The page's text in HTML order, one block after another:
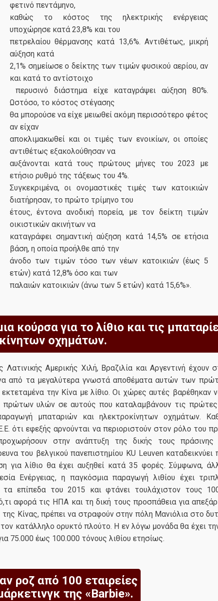
φετινό πεντάμηνο,
καθώς το κόστος της ηλεκτρικής ενέργειας
υποχώρησε κατά 23,8% και του
πετρελαίου θέρμανσης κατά 13,6%. Αντιθέτως, μικρή
αύξηση κατά
2,1% σημείωσε ο δείκτης των τιμών φυσικού αερίου, αν
και κατά το αντίστοιχο
περυσινό διάστημα είχε καταγράψει αύξηση 80%.
Ωστόσο, το κόστος στέγασης
θα μπορούσε να είχε μειωθεί ακόμη περισσότερο φέτος
αν είχαν
αποκλιμακωθεί και οι τιμές των ενοικίων, οι οποίες
αντιθέτως εξακολούθησαν να
αυξάνονται κατά τους πρώτους μήνες του 2023 με
ετήσιο ρυθμό της τάξεως του 4%.
Συγκεκριμένα, οι ονομαστικές τιμές των κατοικιών
διατήρησαν, το πρώτο τρίμηνο του
έτους, έντονα ανοδική πορεία, με τον δείκτη τιμών
οικιστικών ακινήτων να
καταγράφει σημαντική αύξηση κατά 14,5% σε ετήσια
βάση, η οποία προήλθε από την
άνοδο των τιμών τόσο των νέων κατοικιών (έως 5
ετών) κατά 12,8% όσο και των
παλαιών κατοικιών (άνω των 5 ετών) κατά 15,6%».
κούρσα για το λίθιο και τις
οχημάτων.
Αμερικής Χιλή, Βραζιλία και Αργεντινή έχουν
από τα μεγαλύτερα γνωστά αποθέματα αυτών των
την Κίνα με λίθιο. Oι χώρες αυτές βαρέθηκαν
πρώτων υλών σε αυτούς που καταλαμβάνουν τις πρώτες
μπαταριών και ηλεκτροκίνητων οχημάτων.
ότι εφεξής αρνούνται να περιοριστούν στον ρόλο του
στην ανάπτυξη της δικής τους πράσινης
του βελγικού πανεπιστημίου KU Leuven
για λίθιο θα έχει αυξηθεί κατά 35 φορές. Σύμφωνα,
Ενέργειας, η παγκόσμια παραγωγή λιθίου έχει
τα επίπεδα του 2015 και φτάνει τουλάχιστον τους
αφορά τις ΗΠΑ και τη δική τους προσπάθεια για
Κίνας, πρέπει να στραφούν στην πόλη Μανιόλια στο
τον κατάλληλο ορυκτό πλούτο. Η εν λόγω μονάδα θα έχει
75.000 έως 100.000 τόνους λιθίου ετησίως.
ροζ από 100 εταιρείες
της «Barbie».